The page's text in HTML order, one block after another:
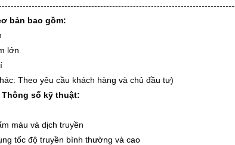
bản bao gồm:
lớn
Theo yêu cầu khách hàng và chủ đầu tư)
số kỹ thuật:
máu và dịch truyền
tốc độ truyền bình thường và cao